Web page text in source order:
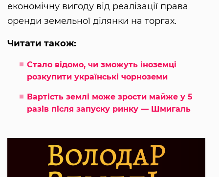
економічну вигоду від реалізації права
оренди земельної ділянки на торгах.
Читати також:
Стало відомо, чи зможуть іноземці
розкупити українські чорноземи
Вартість землі може зрости майже у 5
разів після запуску ринку — Шмигаль